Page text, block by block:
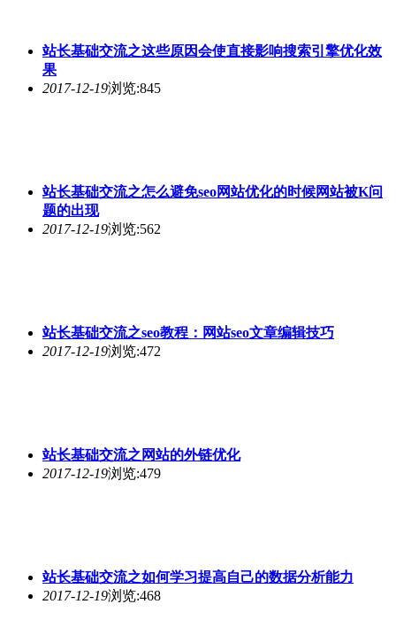
站长基础交流之这些原因会使直接影响搜索引擎优化效
果
2017-12-19浏览:845
站长基础交流之怎么避免seo网站优化的时候网站被K问
题的出现
2017-12-19浏览:562
站长基础交流之seo教程：网站seo文章编辑技巧
2017-12-19浏览:472
站长基础交流之网站的外链优化
2017-12-19浏览:479
站长基础交流之如何学习提高自己的数据分析能力
2017-12-19浏览:468